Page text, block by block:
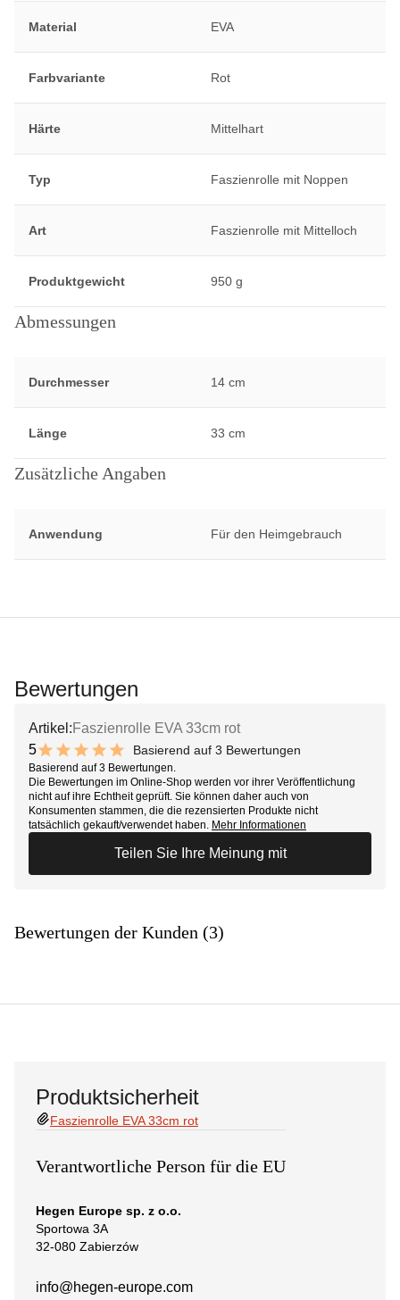
Material EVA
Farbvariante Rot
Härte Mittelhart
Typ Faszienrolle mit Noppen
Art Faszienrolle mit Mittelloch
Produktgewicht 950 g
Abmessungen
Durchmesser 14 cm
Länge 33 cm
Zusätzliche Angaben
Anwendung Für den Heimgebrauch
Bewertungen
Artikel: Faszienrolle EVA 33cm rot
5
10 out of 10 stars
Basierend auf 3 Bewertungen
Basierend auf 3 Bewertungen.
Die Bewertungen im Online-Shop werden vor ihrer Veröffentlichung
nicht auf ihre Echtheit geprüft. Sie können daher auch von
Konsumenten stammen, die die rezensierten Produkte nicht
tatsächlich gekauft/verwendet haben. Mehr Informationen
Teilen Sie Ihre Meinung mit
Bewertungen der Kunden (3)
Produktsicherheit
Faszienrolle EVA 33cm rot
Verantwortliche Person für die EU
Hegen Europe sp. z o.o.
Sportowa 3A
32-080 Zabierzów
info@hegen-europe.com